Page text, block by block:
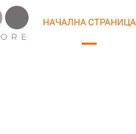
НАЧАЛНА СТРАНИЦА